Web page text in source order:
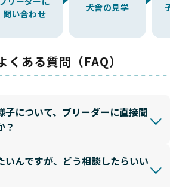
問い合わせ
犬舎の見学
くある質問（FAQ）
子について、ブリーダーに直接聞
？
いんですが、どう相談したらいい